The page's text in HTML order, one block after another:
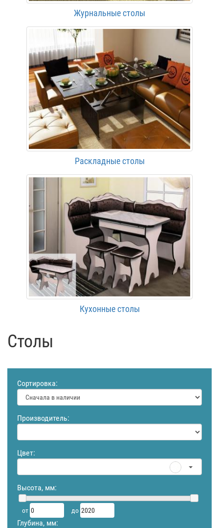
Журнальные столы
Раскладные столы
Кухонные столы
Столы
Сортировка:
Производитель:
Цвет:
Высота, мм:
от до
Глубина, мм: